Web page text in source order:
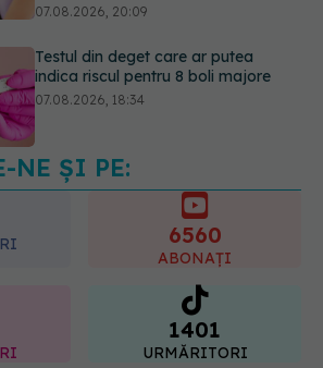
07.08.2026, 20:09
Testul din deget care ar putea
indica riscul pentru 8 boli majore
07.08.2026, 18:34
Dieta care poate crește brusc
colesterolul. Cine este mai expus
NE ȘI PE:
6560
ABONAȚI
1401
URMĂRITORI